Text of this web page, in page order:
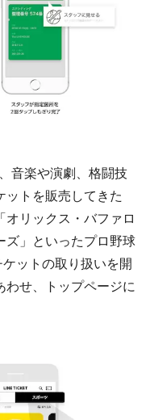
音楽や演劇、格闘技
トを販売してきた
リックス・バファロ
ズ」といったプロ野球
ットの取り扱いを開
せ、トップページに